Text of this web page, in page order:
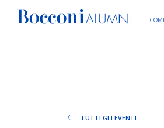
TUTTI GLI EVENTI